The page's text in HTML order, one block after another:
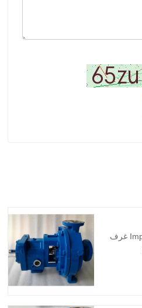
ميزات التصميم مفتوح تماما Impeller غرف